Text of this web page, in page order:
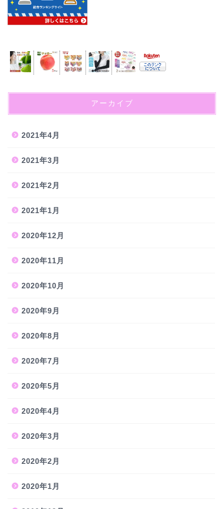
アーカイブ
2021年4月
2021年3月
2021年2月
2021年1月
2020年12月
2020年11月
2020年10月
2020年9月
2020年8月
2020年7月
2020年5月
2020年4月
2020年3月
2020年2月
2020年1月